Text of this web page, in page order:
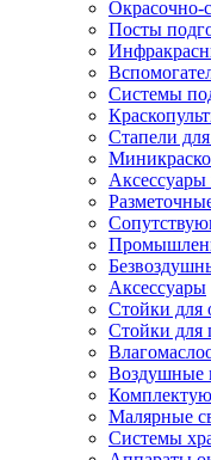
Окрасочно-
Посты
Системы
Стапели
Аксессуары
Аксессуары
Стойки для
Стойки для
Воздушные
Малярные
Системы